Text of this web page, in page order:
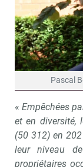
Pascal
«Empêchées
et en diversité,
(50 312) en
leur niveau
propriétaires